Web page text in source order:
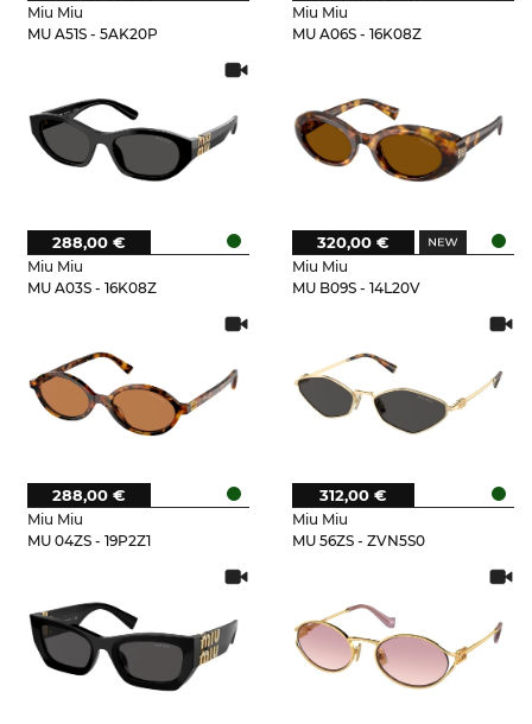
Miu Miu
MU A51S - 5AK20P
Miu Miu
MU A06S - 16K08Z
Miu Miu
MU A03S - 16K08Z
288,00 €
Miu Miu
MU B09S - 14L20V
320,00 €
Miu Miu
MU 04ZS - 19P2Z1
288,00 €
Miu Miu
MU 56ZS - ZVN5S0
312,00 €